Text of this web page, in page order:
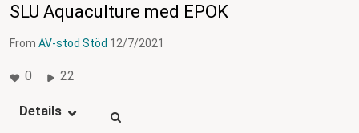
SLU Aquaculture med EPOK
From AV-stod Stöd 12/7/2021
0 22
Details